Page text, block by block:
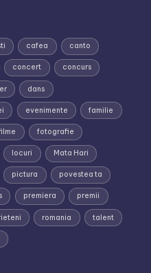
cafea canto
concert concurs
dans
evenimente familie
fotografie
locuri Mata Hari
pictura povestea ta
premiera premii
romania talent